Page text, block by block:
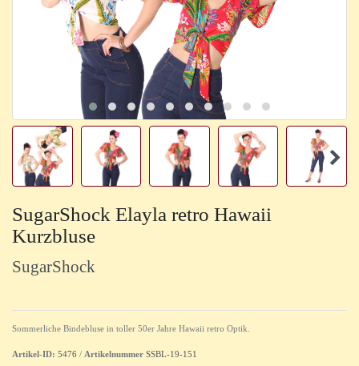
SugarShock Elayla retro Hawaii
Kurzbluse
SugarShock
Sommerliche Bindebluse in toller 50er Jahre Hawaii retro Optik.
Artikel-ID: 5476 / Artikelnummer SSBL-19-151